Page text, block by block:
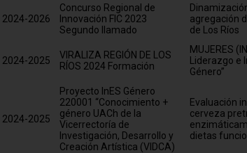
2024-2026
Concurso Regional de
Innovación FIC 2023
Segundo llamado
agregación
de Los Ríos
2024-2025
VIRALIZA REGIÓN DE LOS
RÍOS 2024 Formación
MUJERES
Liderazgo
Género”
2024-2025
Proyecto InES Género
220001 “Conocimiento +
género UACh de la
Vicerrectoría de
Investigación, Desarrollo y
Creación Artística (VIDCA)
Evaluación
cerveza
dietas